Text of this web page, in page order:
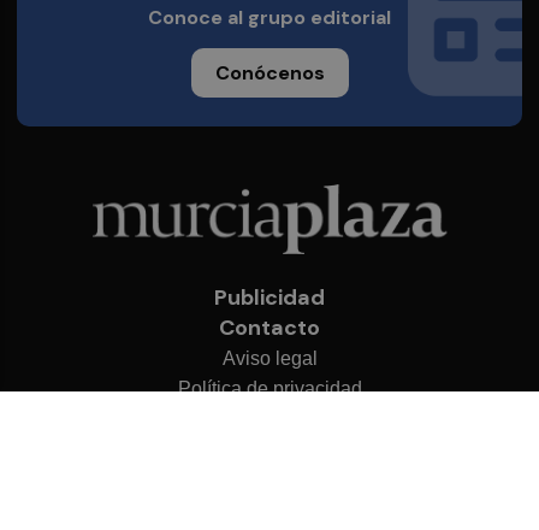
Conoce al grupo editorial
Conócenos
Publicidad
Contacto
Aviso legal
Política de privacidad